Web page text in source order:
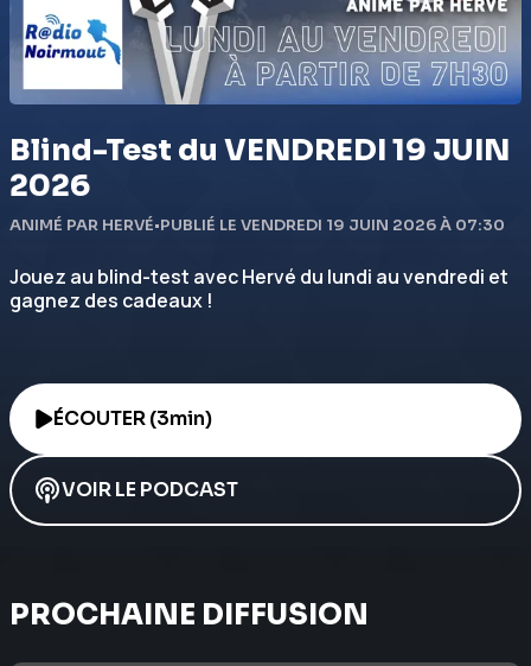
Blind-Test du VENDREDI 19 JUIN
2026
ANIMÉ PAR HERVÉ•PUBLIÉ LE VENDREDI 19 JUIN 2026 À 07:30
Jouez au blind-test avec Hervé du lundi au vendredi et
gagnez des cadeaux !
ÉCOUTER (3min)
VOIR LE PODCAST
PROCHAINE DIFFUSION